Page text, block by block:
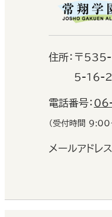
住所： 〒535-
5-16-
電話番号：
（受付時間 9:00
メールアドレス